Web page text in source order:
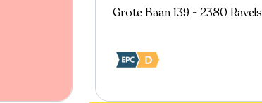
Grote Baan 139 - 2380 Ravels